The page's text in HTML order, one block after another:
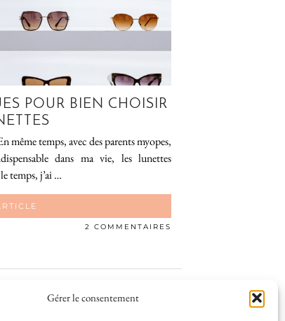
Gérer le consentement
POUR BIEN CHOISIR
même temps, avec des parents myopes,
dans ma vie, les lunettes
temps, j’ai …
2 COMMENTAIRES